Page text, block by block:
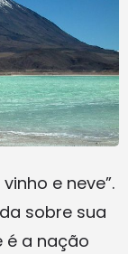
e neve”.
sobre sua
é a nação